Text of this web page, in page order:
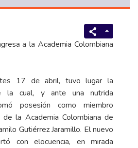
a la Academia Colombiana
17 de abril, tuvo lugar la
la cual, y ante una nutrida
posesión como miembro
de la Academia Colombiana de
Gutiérrez Jaramillo. El nuevo
con elocuencia, en mirada